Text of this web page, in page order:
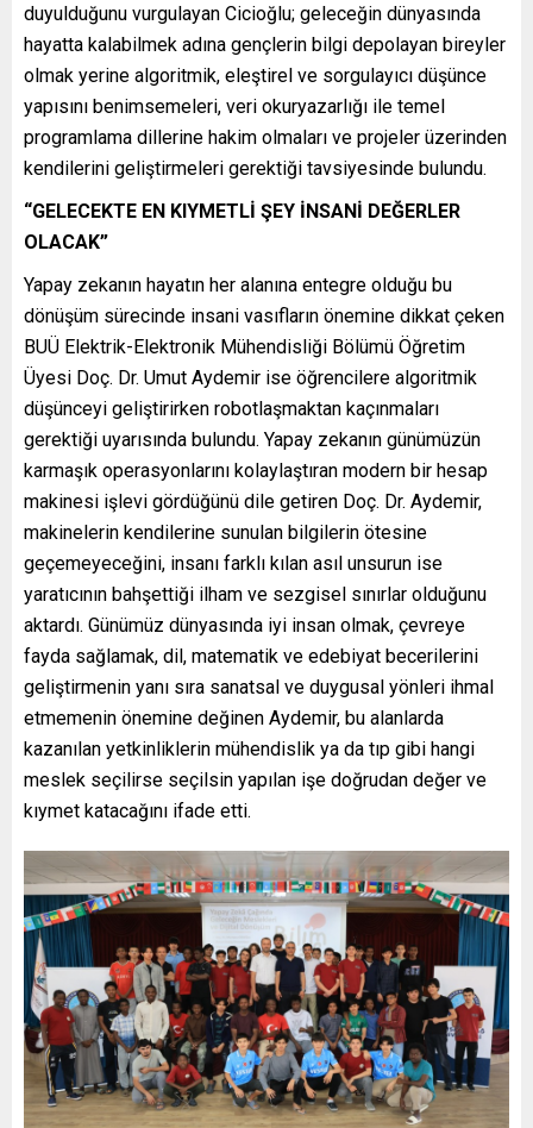
duyulduğunu vurgulayan Cicioğlu; geleceğin dünyasında
hayatta kalabilmek adına gençlerin bilgi depolayan bireyler
olmak yerine algoritmik, eleştirel ve sorgulayıcı düşünce
yapısını benimsemeleri, veri okuryazarlığı ile temel
programlama dillerine hakim olmaları ve projeler üzerinden
kendilerini geliştirmeleri gerektiği tavsiyesinde bulundu.
“GELECEKTE EN KIYMETLİ ŞEY İNSANİ DEĞERLER
OLACAK”
Yapay zekanın hayatın her alanına entegre olduğu bu
dönüşüm sürecinde insani vasıfların önemine dikkat çeken
BUÜ Elektrik-Elektronik Mühendisliği Bölümü Öğretim
Üyesi Doç. Dr. Umut Aydemir ise öğrencilere algoritmik
düşünceyi geliştirirken robotlaşmaktan kaçınmaları
gerektiği uyarısında bulundu. Yapay zekanın günümüzün
karmaşık operasyonlarını kolaylaştıran modern bir hesap
makinesi işlevi gördüğünü dile getiren Doç. Dr. Aydemir,
makinelerin kendilerine sunulan bilgilerin ötesine
geçemeyeceğini, insanı farklı kılan asıl unsurun ise
yaratıcının bahşettiği ilham ve sezgisel sınırlar olduğunu
aktardı. Günümüz dünyasında iyi insan olmak, çevreye
fayda sağlamak, dil, matematik ve edebiyat becerilerini
geliştirmenin yanı sıra sanatsal ve duygusal yönleri ihmal
etmemenin önemine değinen Aydemir, bu alanlarda
kazanılan yetkinliklerin mühendislik ya da tıp gibi hangi
meslek seçilirse seçilsin yapılan işe doğrudan değer ve
kıymet katacağını ifade etti.